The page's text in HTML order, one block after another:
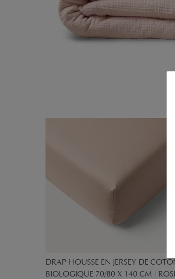
SOUVENT ACHETÉS
DRAP-HOUSSE EN JERSEY DE
BIOLOGIQUE 70/80 X 140 CM |